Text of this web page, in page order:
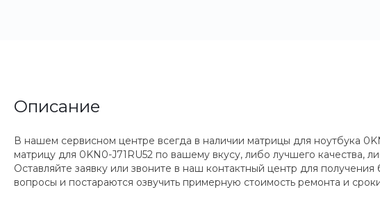
Описание
В нашем сервисном центре всегда в наличии матрицы для ноутбука
матрицу для 0KN0-J71RU52 по вашему вкусу, либо лучшего качества,
Оставляйте заявку или звоните в наш контактный центр для
вопросы и постараются озвучить примерную стоимость ремонта и